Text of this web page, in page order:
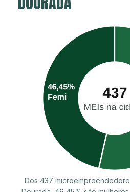
Dos 437